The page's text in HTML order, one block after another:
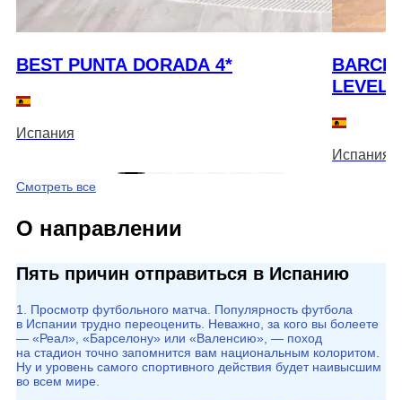
BEST PUNTA DORADA 4*
Испания
LEVEL
Испания
Смотреть все
О направлении
Пять причин отправиться в Испанию
1. Просмотр футбольного матча. Популярность футбола
в Испании трудно переоценить. Неважно, за кого вы болеете
— «Реал», «Барселону» или «Валенсию», — поход
на стадион точно запомнится вам национальным колоритом.
Ну и уровень самого спортивного действия будет наивысшим
во всем мире.